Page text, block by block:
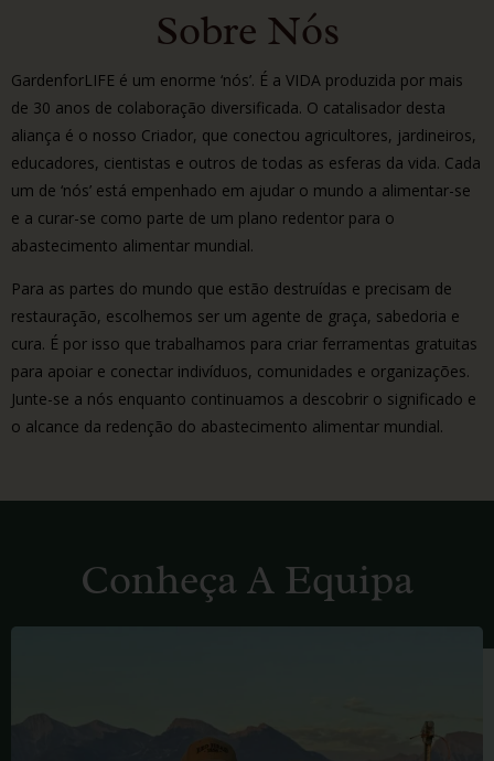
Sobre Nós
GardenforLIFE é um enorme ‘nós’. É a VIDA produzida por mais
de 30 anos de colaboração diversificada. O catalisador desta
aliança é o nosso Criador, que conectou agricultores, jardineiros,
educadores, cientistas e outros de todas as esferas da vida. Cada
um de ‘nós’ está empenhado em ajudar o mundo a alimentar-se
e a curar-se como parte de um plano redentor para o
abastecimento alimentar mundial.
Para as partes do mundo que estão destruídas e precisam de
restauração, escolhemos ser um agente de graça, sabedoria e
cura. É por isso que trabalhamos para criar ferramentas gratuitas
para apoiar e conectar indivíduos, comunidades e organizações.
Junte-se a nós enquanto continuamos a descobrir o significado e
o alcance da redenção do abastecimento alimentar mundial.
Conheça A Equipa